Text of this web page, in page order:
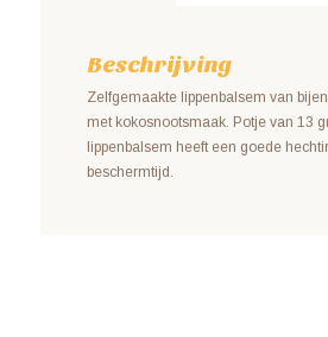
Beschrijving
Zelfgemaakte lippenbalsem van
met kokosnootsmaak. Potje van 13
lippenbalsem heeft een goede
beschermtijd.